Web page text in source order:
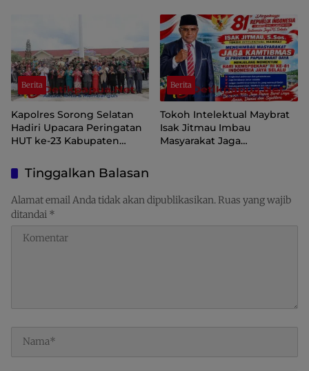
Papua Pegunungan
Berita
Kapolres Sorong Selatan
Hadiri Upacara Peringatan
HUT ke-23 Kabupaten
Berita
Tokoh Intelektual Maybrat
Isak Jitmau Imbau
Masyarakat Jaga
Tinggalkan Balasan
Alamat email Anda tidak akan dipublikasikan.Ruas yang wajib
ditandai *